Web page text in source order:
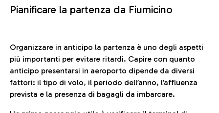
Pianificare la partenza da Fiumicino
Organizzare in anticipo la partenza è uno degli aspetti
più importanti per evitare ritardi. Capire con quanto
anticipo presentarsi in aeroporto dipende da diversi
fattori: il tipo di volo, il periodo dell’anno, l’affluenza
prevista e la presenza di bagagli da imbarcare.